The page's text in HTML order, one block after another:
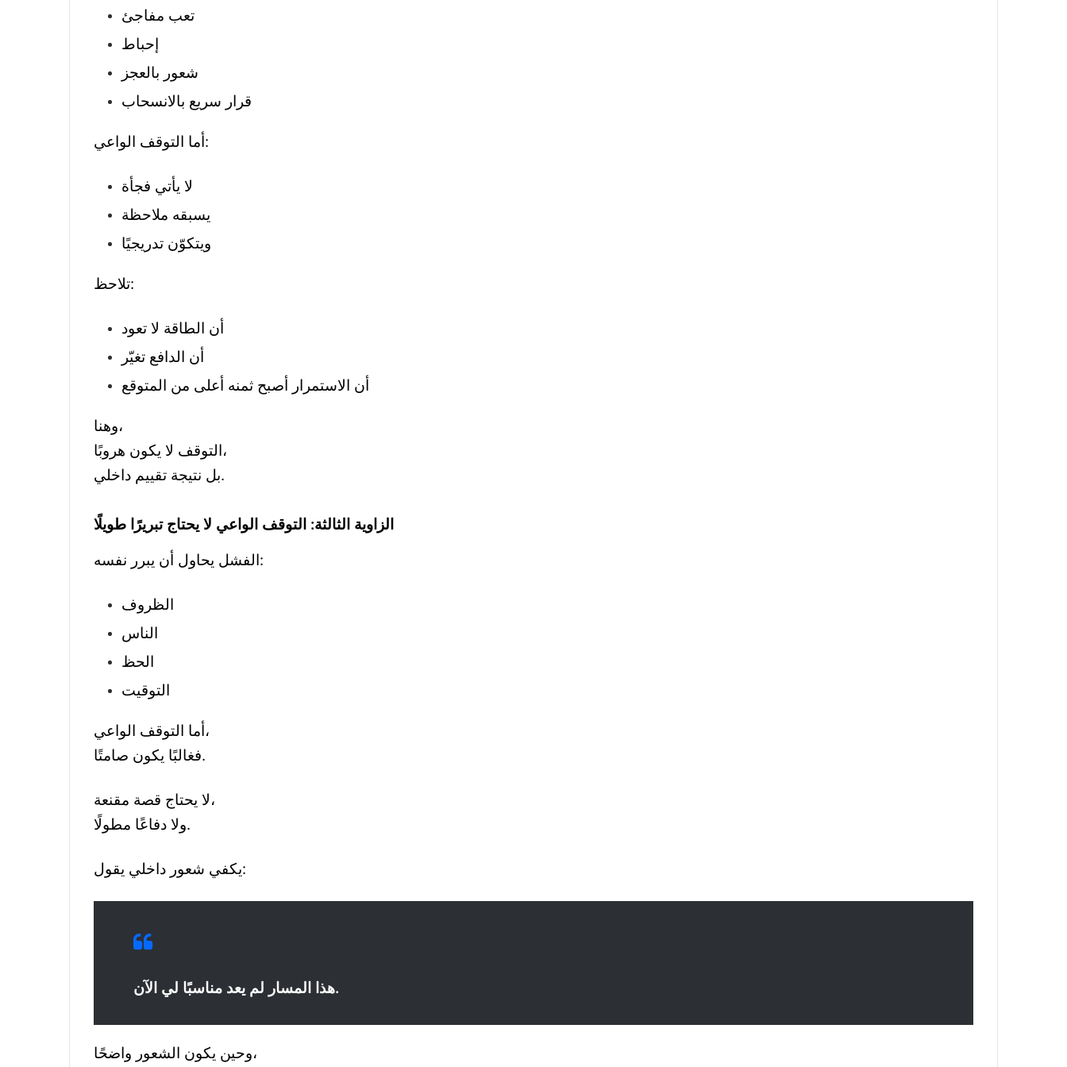
تعب مفاجئ
إحباط
شعور بالعجز
قرار سريع بالانسحاب
أما التوقف الواعي:
لا يأتي فجأة
يسبقه ملاحظة
ويتكوّن تدريجيًا
تلاحظ:
أن الطاقة لا تعود
أن الدافع تغيّر
أن الاستمرار أصبح ثمنه أعلى من المتوقع
وهنا،
التوقف لا يكون هروبًا،
بل نتيجة تقييم داخلي.
الزاوية الثالثة: التوقف الواعي لا يحتاج تبريرًا طويلًا
الفشل يحاول أن يبرر نفسه:
الظروف
الناس
الحظ
التوقيت
أما التوقف الواعي،
فغالبًا يكون صامتًا.
لا يحتاج قصة مقنعة،
ولا دفاعًا مطولًا.
يكفي شعور داخلي يقول:
هذا المسار لم يعد مناسبًا لي الآن.
وحين يكون الشعور واضحًا،